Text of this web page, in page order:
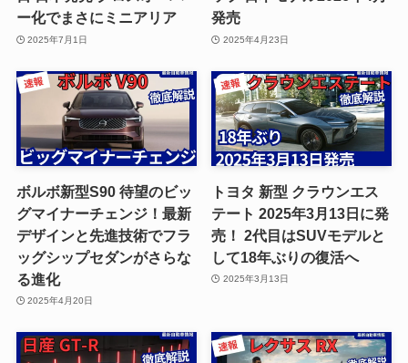
ー化でまさにミニアリア
2025年7月1日
発売
2025年4月23日
ボルボ新型S90 待望のビッ
グマイナーチェンジ！最新
デザインと先進技術でフラ
ッグシップセダンがさらな
る進化
2025年4月20日
トヨタ 新型 クラウンエス
テート 2025年3月13日に発
売！ 2代目はSUVモデルと
して18年ぶりの復活へ
2025年3月13日